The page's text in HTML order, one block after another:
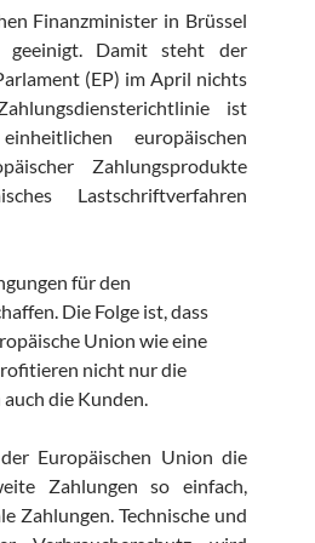
Finanzminister in Brüssel
geeinigt. Damit steht der
(EP) im April nichts
ist
europäischen
Zahlungsprodukte
Lastschriftverfahren
für den
Die Folge ist, dass
Union wie eine
nicht nur die
die Kunden.
Europäischen Union die
Zahlungen so einfach,
Zahlungen. Technische und